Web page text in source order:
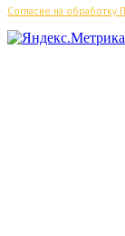
Согласие на обработку